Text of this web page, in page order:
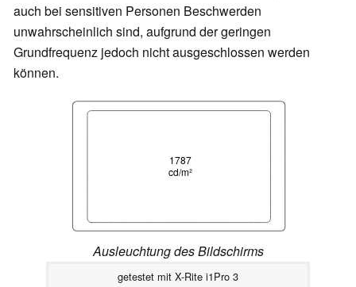
auch bei sensitiven Personen Beschwerden
unwahrscheinlich sind, aufgrund der geringen
Grundfrequenz jedoch nicht ausgeschlossen werden
können.
1787
cd/m²
Ausleuchtung des Bildschirms
getestet mit X-Rite i1Pro 3